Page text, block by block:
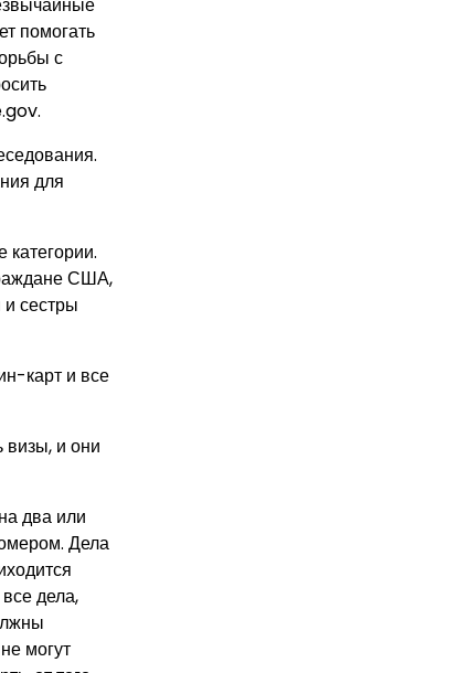
помогать
с
для
категории.
США,
сестры
карт и все
и они
два или
Дела
дела,
могут